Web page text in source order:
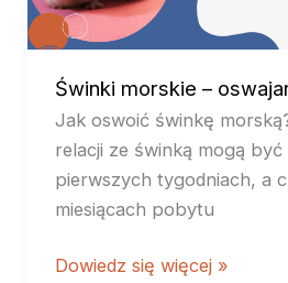
Świnki morskie –
Jak oswoić świnkę
relacji ze świnką mogą
pierwszych tygodniach, a
miesiącach pobytu
Dowiedz się więcej »